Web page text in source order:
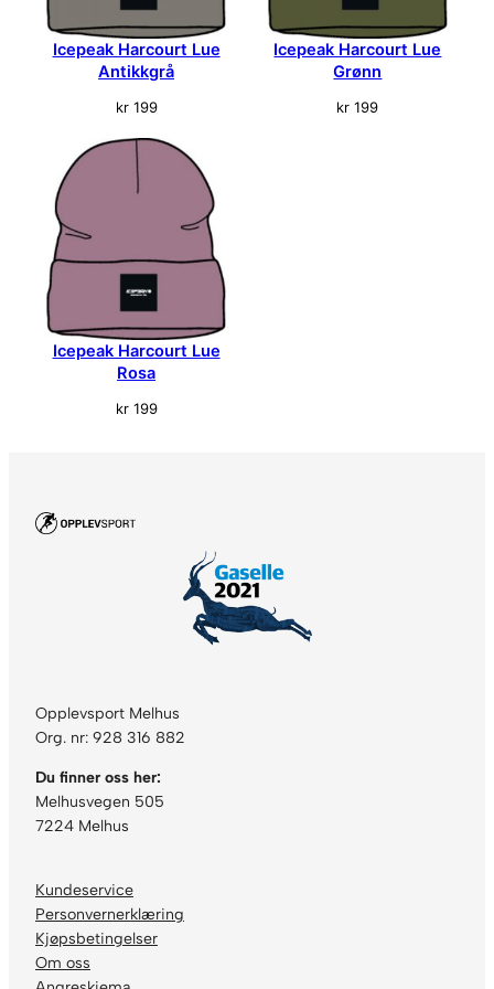
Icepeak Harcourt Lue
Antikkgrå
kr199
Icepeak Harcourt Lue
Grønn
kr 199
Icepeak Harcourt Lue
Rosa
kr199
Opplevsport Melhus
Org. nr: 928 316 882
Du finner oss her:
Melhusvegen 505
7224 Melhus
Kundeservice
Personvernerklæring
Kjøpsbetingelser
Om oss